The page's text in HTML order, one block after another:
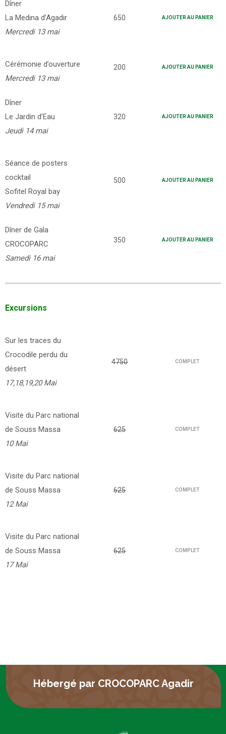
Dîner
La Medina d’Agadir
Mercredi 13 mai
650 AJOUTER AU PANIER
Cérémonie d’ouverture
Mercredi 13 mai
200 AJOUTER AU PANIER
Dîner
Le Jardin d’Eau
Jeudi 14 mai
320 AJOUTER AU PANIER
Séance de posters
cocktail
Sofitel Royal bay
Vendredi 15 mai
500 AJOUTER AU PANIER
Dîner de Gala
CROCOPARC
Samedi 16 mai
350 AJOUTER AU PANIER
Excursions
Sur les traces du
Crocodile perdu du
désert
17,18,19,20 Mai
4750 COMPLET
Visite du Parc national
de Souss Massa
10 Mai
625 COMPLET
Visite du Parc national
de Souss Massa
12 Mai
625 COMPLET
Visite du Parc national
de Souss Massa
17 Mai
625 COMPLET
Hébergé par CROCOPARC Agadir